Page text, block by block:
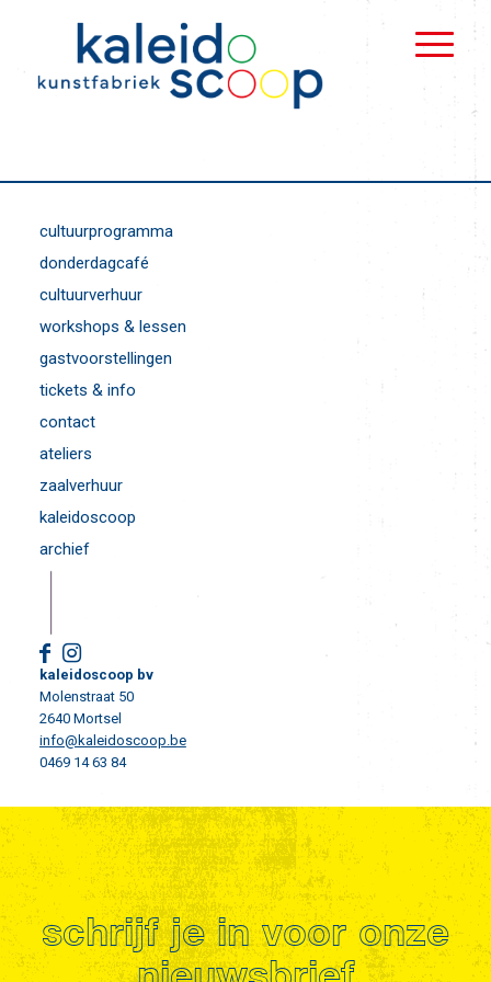
cultuurprogramma
donderdagcafé
cultuurverhuur
workshops & lessen
gastvoorstellingen
tickets & info
contact
ateliers
zaalverhuur
kaleidoscoop
archief
kaleidoscoop bv
Molenstraat 50
2640 Mortsel
info@kaleidoscoop.be
0469 14 63 84
schrijf je in voor onze